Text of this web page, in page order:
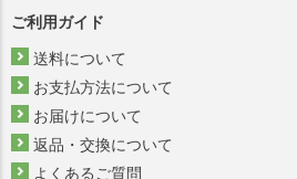
ご利用ガイド
送料について
お支払方法について
お届けについて
返品・交換について
よくあるご質問